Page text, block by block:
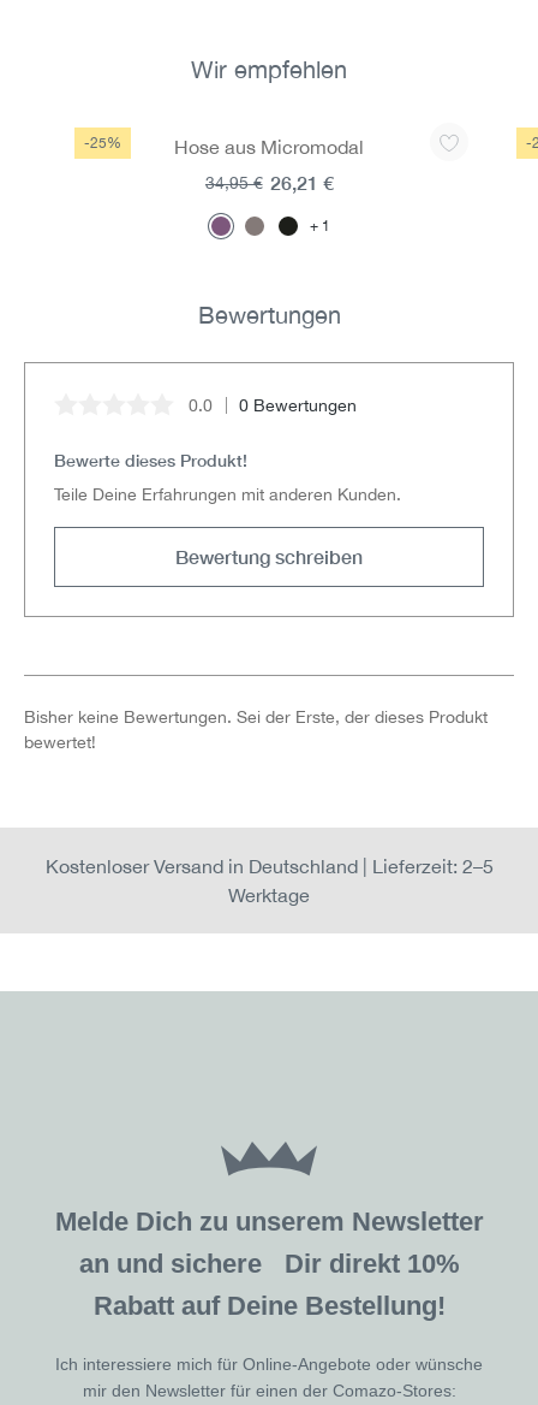
Wir empfehlen
Produktgalerie überspringen
-25% Hose aus Micromodal
1
26,21 €
34,95 €
-
Bewertungen
Durchschnittliche Bewertung von 0 von 5 Sternen
0.0 0 Bewertungen
Bewerte dieses Produkt!
Teile Deine Erfahrungen mit anderen Kunden.
Bewertung schreiben
Bisher keine Bewertungen. Sei der Erste, der dieses Produkt
bewertet!
Kostenloser Versand in Deutschland | Lieferzeit: 2–5
Werktage
Melde Dich zu unserem Newsletter
an und sichere Dir direkt 10%
Rabatt auf Deine Bestellung!
Ich interessiere mich für Online-Angebote oder wünsche
mir den Newsletter für einen der Comazo-Stores: